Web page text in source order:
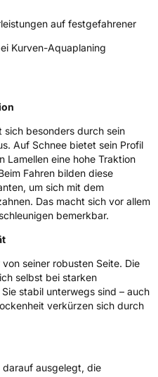
Alpine-Symbol
auf festgefahrener
Kurven-Aquaplaning
sich besonders durch sein
Auf Schnee bietet sein Profil
Lamellen eine hohe Traktion
Fahren bilden diese
um sich mit dem
Das macht sich vor allem
bemerkbar.
seiner robusten Seite. Die
selbst bei starken
stabil unterwegs sind – auch
verkürzen sich durch
darauf ausgelegt, die